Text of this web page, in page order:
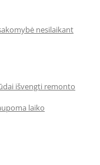
nesilaikant
išvengti remonto
laiko